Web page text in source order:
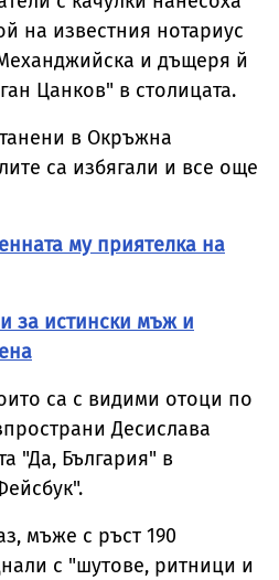
от
не съм
на известния нотариус
и дъщеря й
Цанков" в столицата.
в Окръжна
са избягали и все още
му приятелка на
за истински мъж и
са с видими отоци по
Десислава
"Да, България" в
мъже с ръст 190
с "шутове, ритници и